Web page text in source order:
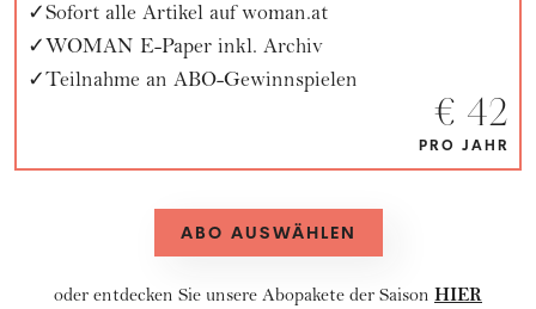
Sofort alle Artikel auf woman.at
WOMAN E-Paper inkl. Archiv
Teilnahme an ABO-Gewinnspielen
€ 42
PRO JAHR
ABO AUSWÄHLEN
oder entdecken Sie unsere Abopakete der Saison HIER